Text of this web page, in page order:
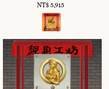
Regular
price
NT$ 5,915